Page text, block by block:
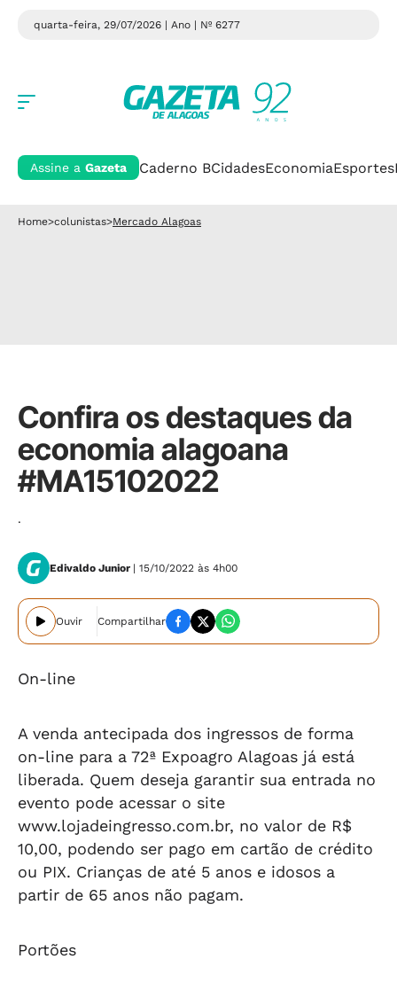
quarta-feira, 29/07/2026 | Ano | Nº 6277
Assine a Gazeta Caderno BCidadesEconomiaEsportes
Home>colunistas>Mercado Alagoas
Confira os destaques da
economia alagoana
#MA15102022
.
Edivaldo Junior | 15/10/2022 às 4h00
Ouvir Compartilhar
On-line
A venda antecipada dos ingressos de forma
on-line para a 72ª Expoagro Alagoas já está
liberada. Quem deseja garantir sua entrada no
evento pode acessar o site
www.lojadeingresso.com.br, no valor de R$
10,00, podendo ser pago em cartão de crédito
ou PIX. Crianças de até 5 anos e idosos a
partir de 65 anos não pagam.
Portões